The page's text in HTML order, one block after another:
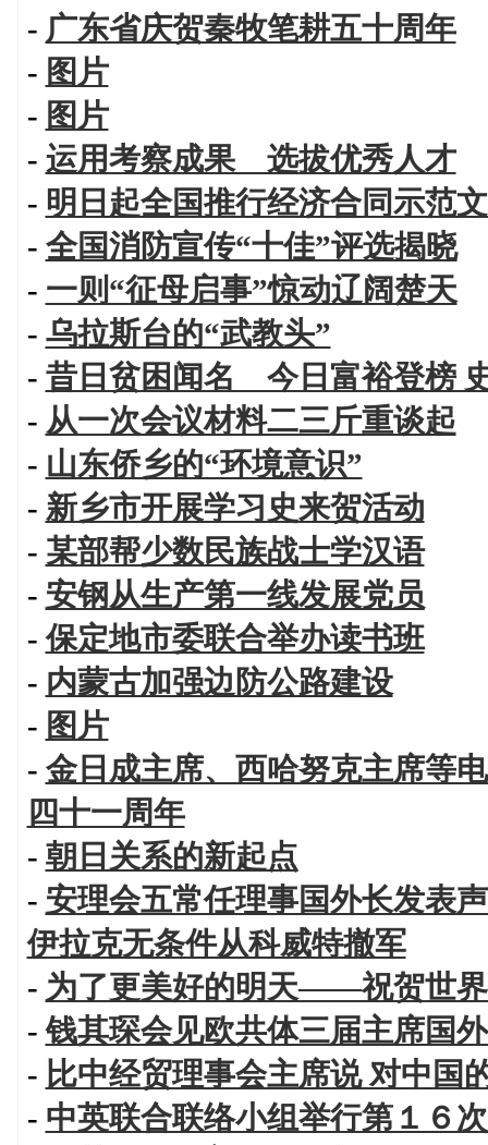
- 广东省庆贺秦牧笔耕五十周年
- 图片
- 图片
- 运用考察成果 选拔优秀人才
- 明日起全国推行经济合同示范
- 全国消防宣传“十佳”评选揭晓
- 一则“征母启事”惊动辽阔楚天
- 乌拉斯台的“武教头”
- 昔日贫困闻名 今日富裕登榜
- 从一次会议材料二三斤重谈起
- 山东侨乡的“环境意识”
- 新乡市开展学习史来贺活动
- 某部帮少数民族战士学汉语
- 安钢从生产第一线发展党员
-保定地市委联合举办读书班
- 内蒙古加强边防公路建设
- 图片
- 金日成主席、西哈努克主席等
四十一周年
- 朝日关系的新起点
- 安理会五常任理事国外长发表
伊拉克无条件从科威特撤军
- 为了更美好的明天——祝贺世
-钱其琛会见欧共体三届主席国
- 比中经贸理事会主席说 对中国
- 中英联合联络小组举行第１６